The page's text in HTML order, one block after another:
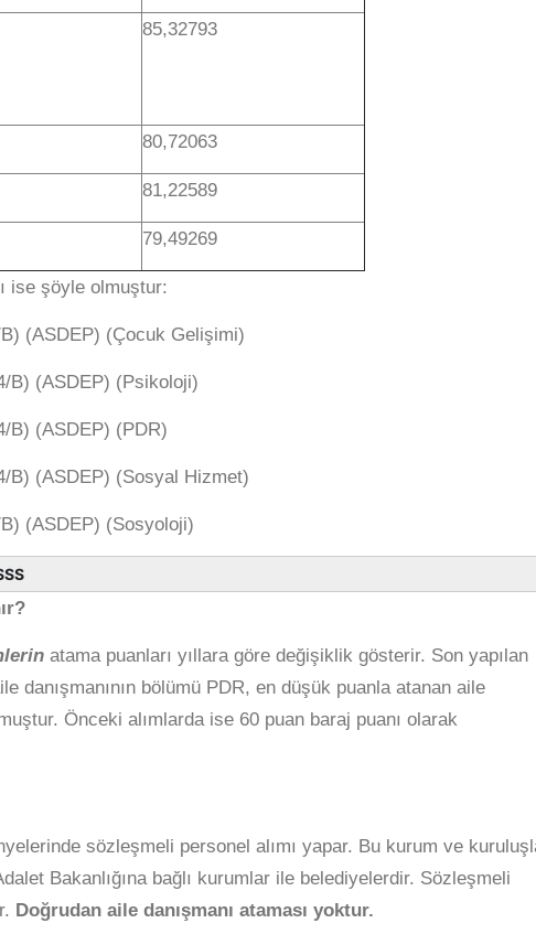
85,32793
80,72063
81,22589
79,49269
ise şöyle olmuştur:
(ASDEP) (Çocuk Gelişimi)
B) (ASDEP) (Psikoloji)
B) (ASDEP) (PDR)
B) (ASDEP) (Sosyal Hizmet)
(ASDEP) (Sosyoloji)
atama puanları yıllara göre değişiklik gösterir. Son yapılan
danışmanının bölümü PDR, en düşük puanla atanan aile
Önceki alımlarda ise 60 puan baraj puanı olarak
sözleşmeli personel alımı yapar. Bu kurum ve
Bakanlığına bağlı kurumlar ile belediyelerdir. Sözleşmeli
Doğrudan aile danışmanı ataması yoktur.